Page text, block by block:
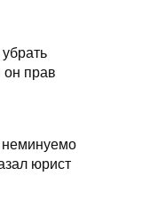
он прав
неминуемо
юрист